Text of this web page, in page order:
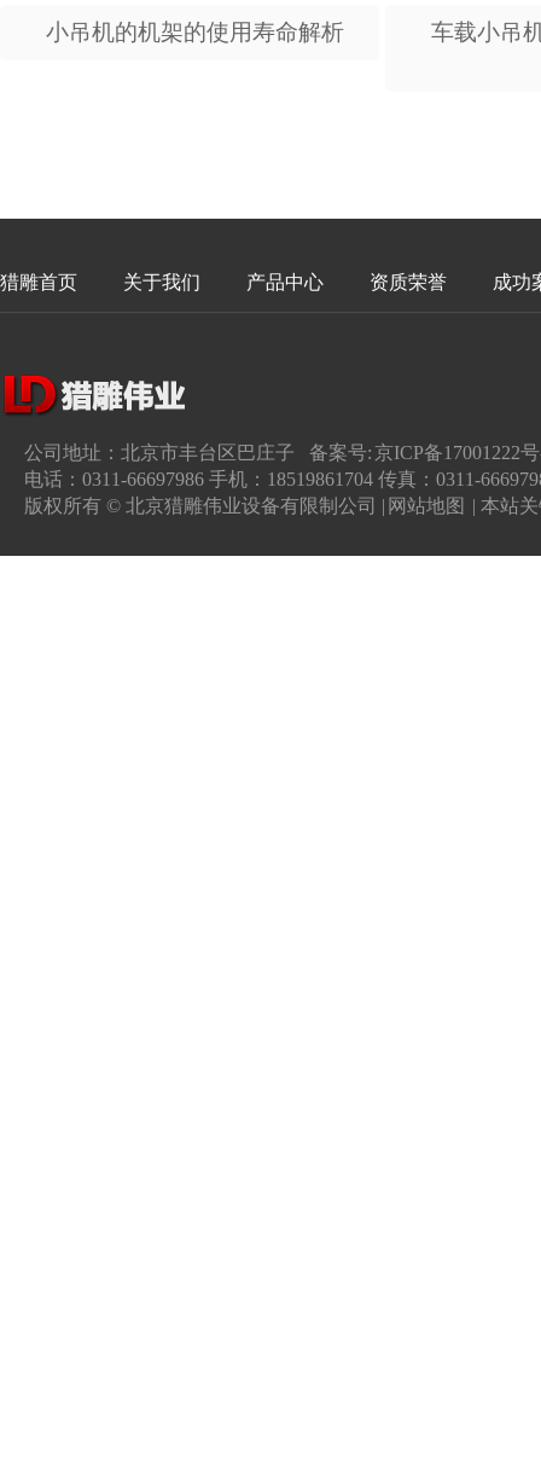
小吊机的机架的使用寿命解析 车载小吊
猎雕首页 关于我们 产品中心 资质荣誉 成功
公司地址：北京市丰台区巴庄子 备案号:京ICP备17001222
电话：0311-66697986 手机：18519861704 传真：0311-
版权所有 © 北京猎雕伟业设备有限制公司 | 网站地图 | 本站